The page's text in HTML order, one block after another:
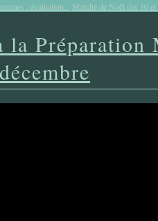
: évaluation...
Marché de Noël des 10
la